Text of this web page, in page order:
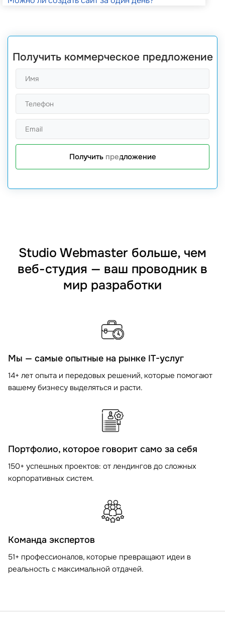
Получить коммерческое предложение
Получить предложение
Studio Webmaster больше, чем
веб-студия — ваш проводник в
мир разработки
Мы — самые опытные на рынке IT-услуг
14+ лет опыта и передовых решений, которые помогают
вашему бизнесу выделяться и расти.
Портфолио, которое говорит само за себя
150+ успешных проектов: от лендингов до сложных
корпоративных систем.
Команда экспертов
51+ профессионалов, которые превращают идеи в
реальность с максимальной отдачей.